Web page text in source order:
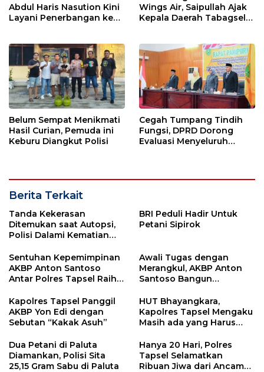
Abdul Haris Nasution Kini
Layani Penerbangan ke
Wings Air, Saipullah Ajak
Kepala Daerah Tabagsel
Belum Sempat Menikmati
Hasil Curian, Pemuda ini
Keburu Diangkut Polisi
Cegah Tumpang Tindih
Fungsi, DPRD Dorong
Evaluasi Menyeluruh
Berita Terkait
Tanda Kekerasan
Ditemukan saat Autopsi,
Polisi Dalami Kematian
Tapsel
BRI Peduli Hadir Untuk
Petani Sipirok
Sentuhan Kepemimpinan
AKBP Anton Santoso
Antar Polres Tapsel Raih
Awali Tugas dengan
Merangkul, AKBP Anton
Santoso Bangun
Rakyat
Kapolres Tapsel Panggil
AKBP Yon Edi dengan
Sebutan “Kakak Asuh”
HUT Bhayangkara,
Kapolres Tapsel Mengaku
Masih ada yang Harus
Dua Petani di Paluta
Diamankan, Polisi Sita
25,15 Gram Sabu di Paluta
Hanya 20 Hari, Polres
Tapsel Selamatkan
Ribuan Jiwa dari Ancaman